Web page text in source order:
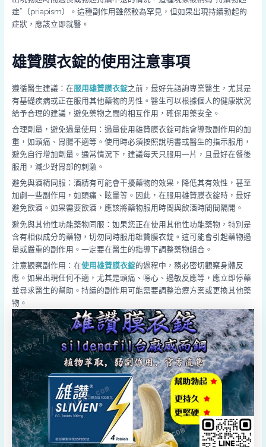
症”（priapism）。這種副作用雖然較為罕見，但如果出現持續勃起的
症狀，應該立即就醫。
雄贊膜衣錠的使用注意事項
遵循醫生建議：在服用雄贊膜衣錠之前，最好先諮詢專業醫生，尤其是
有基礎疾病或正在服用其他藥物的男性。醫生可以根據個人的健康狀況
給予合理的建議，避免藥物之間的相互作用，確保用藥安全。
合理劑量，避免過量使用：過量使用雄贊膜衣錠可能會導致副作用的加
重，如頭痛、胃腸不適等。使用時必須按照說明書或醫生的指示服用，
避免自行增加劑量。通常情況下，建議每天只服用一片，且最好在餐後
服用，減少對胃部的刺激。
避免與酒精同服：酒精有可能會干擾藥物的效果，降低其有效性，甚至
加劇一些副作用，如頭痛、眩暈等。因此，在服用雄贊膜衣錠時，最好
避免飲酒。如果需要飲酒，應該將藥物服用時間與飲酒時間間隔開。
避免與其他性功能藥物同服：如果您正在使用其他性功能藥物，特別是
含有相似成分的藥物，切勿同時服用雄贊膜衣錠。這可能會引起藥物過
量或嚴重的副作用。一定要在醫生的指導下調整藥物組合。
注意觀察副作用：在使用雄贊膜衣錠的過程中，務必密切觀察身體反
應。如果出現任何不適，尤其是頭痛、噁心、過敏反應等，應立即停藥
並尋求醫生的幫助。持續的副作用可能需要調整治療方案或更換其他藥
物。